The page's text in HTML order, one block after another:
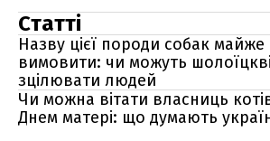
Статті
Назву цієї породи собак
вимовити: чи можуть
зцілювати людей
Чи можна вітати власниць
Днем матері: що думають